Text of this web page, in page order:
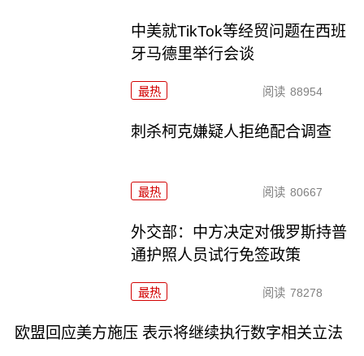
中美就TikTok等经贸问题在西班
牙马德里举行会谈
最热 阅读 88954
刺杀柯克嫌疑人拒绝配合调查
最热 阅读 80667
外交部：中方决定对俄罗斯持普
通护照人员试行免签政策
最热 阅读 78278
欧盟回应美方施压 表示将继续执行数字相关立法